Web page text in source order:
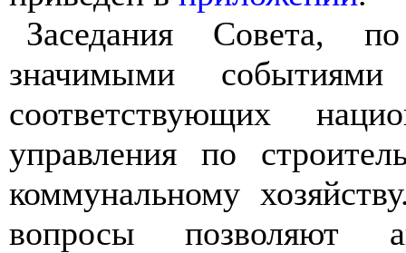
Заседания Совета,
значимыми
соответствующих
управления по
коммунальному
вопросы позволяют